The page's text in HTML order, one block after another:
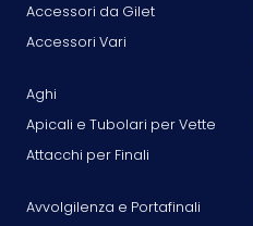
Accessori da Gilet
Accessori Vari
Aghi
Apicali e Tubolari per Vette
Attacchi per Finali
Avvolgilenza e Portafinali